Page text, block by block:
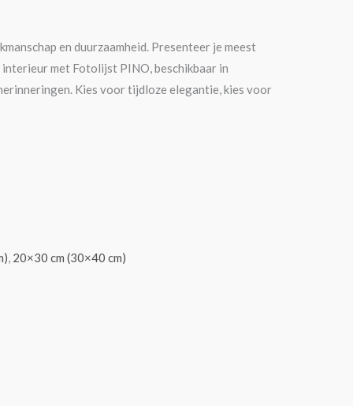
en duurzaamheid. Presenteer je meest
met Fotolijst PINO, beschikbaar in
Kies voor tijdloze elegantie, kies voor
, 20×30 cm (30×40 cm)